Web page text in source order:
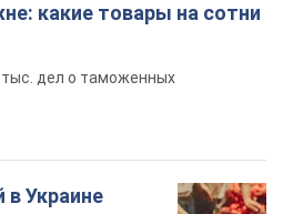
какие товары на сотни
тыс. дел о таможенных
Украине